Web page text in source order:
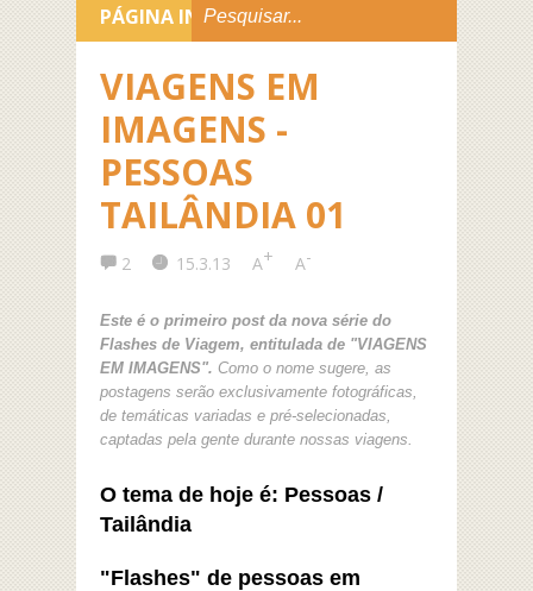
PÁGINA INICIAL >
VIAGENS EM
IMAGENS -
PESSOAS
TAILÂNDIA 01
2 15.3.13 A+ A-
Este é o primeiro post da nova série do
Flashes de Viagem, entitulada de "VIAGENS
EM IMAGENS". Como o nome sugere, as
postagens serão exclusivamente fotográficas,
de temáticas variadas e pré-selecionadas,
captadas pela gente durante nossas viagens.
O tema de hoje é: Pessoas /
Tailândia
"Flashes" de pessoas em